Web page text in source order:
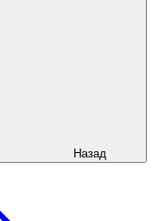
Назад